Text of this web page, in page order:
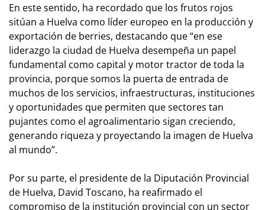
En este sentido, ha recordado que los frutos rojos
sitúan a Huelva como líder europeo en la producción y
exportación de berries, destacando que “en ese
liderazgo la ciudad de Huelva desempeña un papel
fundamental como capital y motor tractor de toda la
provincia, porque somos la puerta de entrada de
muchos de los servicios, infraestructuras, instituciones
y oportunidades que permiten que sectores tan
pujantes como el agroalimentario sigan creciendo,
generando riqueza y proyectando la imagen de Huelva
al mundo”.
Por su parte, el presidente de la Diputación Provincial
de Huelva, David Toscano, ha reafirmado el
compromiso de la institución provincial con un sector